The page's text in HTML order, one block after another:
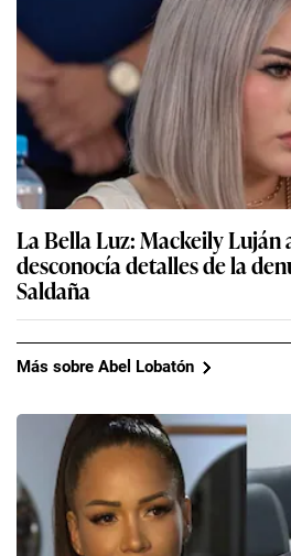
La Bella Luz: Mackeily Luján
desconocía detalles de la
Saldaña
Más sobre Abel Lobatón